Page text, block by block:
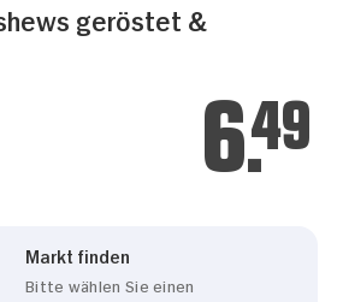
geröstet &
6.49
Markt finden
Bitte wählen Sie einen